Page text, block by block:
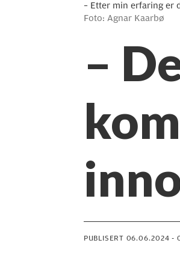
– Etter min erfaring er
Foto: Agnar Kaarbø
–
PUBLISERT 06.06.2024 -